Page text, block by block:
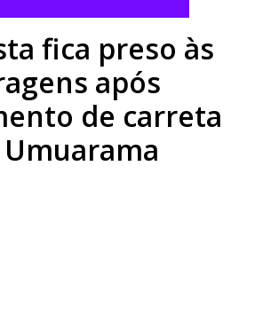
fica preso às
após
de carreta